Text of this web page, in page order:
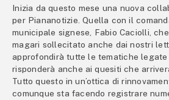
Inizia da questo mese una nuova
per Piananotizie. Quella con il
municipale signese, Fabio Caciolli,
magari sollecitato anche dai nostri
approfondirà tutte le tematiche legate
risponderà anche ai quesiti che
Tutto questo in un’ottica di
comunque sta facendo registrare